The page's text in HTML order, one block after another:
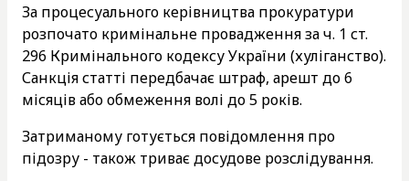
За процесуального керівництва прокуратури
розпочато кримінальне провадження за ч. 1 ст.
296 Кримінального кодексу України (хуліганство).
Санкція статті передбачає штраф, арешт до 6
місяців або обмеження волі до 5 років.
Затриманому готується повідомлення про
підозру - також триває досудове розслідування.